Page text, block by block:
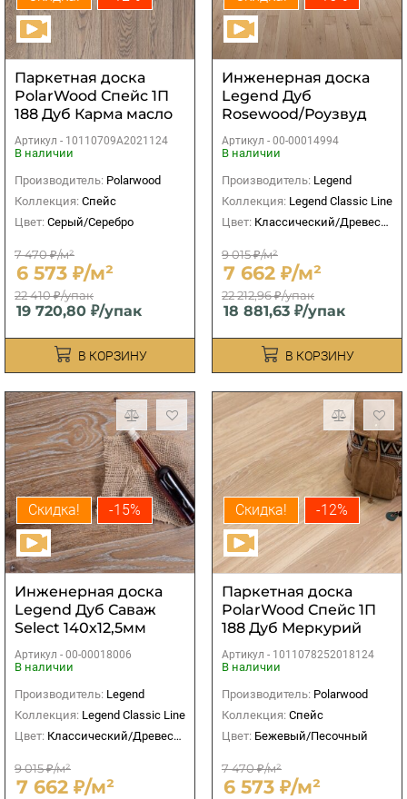
Паркетная доска
PolarWood Спейс 1П
188 Дуб Карма масло
2V
Артикул - 10110709A2021124
В наличии
Производитель: Polarwood
Коллекция: Спейс
Цвет: Серый/Серебро
7 470 ₽/м²
6 573 ₽/м²
22 410 ₽/упак
19 720,80 ₽/упак
В КОРЗИНУ
Инженерная доска
Legend Дуб
Rosewood/Роузвуд
Select UV-лак 764-
2200 х 140 х 12,5 мм
Артикул - 00-00014994
В наличии
Производитель: Legend
Коллекция: Legend Classic Line
Цвет: Классический/Древесный
9 015 ₽/м²
7 662 ₽/м²
22 212,96 ₽/упак
18 881,63 ₽/упак
В КОРЗИНУ
Скидка! -15%
Инженерная доска
Legend Дуб Саваж
Select 140х12,5мм
Артикул - 00-00018006
В наличии
Производитель: Legend
Коллекция: Legend Classic Line
Цвет: Классический/Древесный
9 015 ₽/м²
7 662 ₽/м²
Скидка! -12%
Паркетная доска
PolarWood Спейс 1П
188 Дуб Меркурий
масло 2V
Артикул - 1011078252018124
В наличии
Производитель: Polarwood
Коллекция: Спейс
Цвет: Бежевый/Песочный
7 470 ₽/м²
6 573 ₽/м²